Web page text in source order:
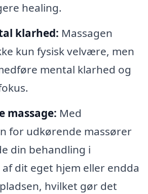
healing.
klarhed: Massagen
kun fysisk velvære, men
mental klarhed og
massage: Med
for udkørende massører
din behandling i
dit eget hjem eller endda
hvilket gør det